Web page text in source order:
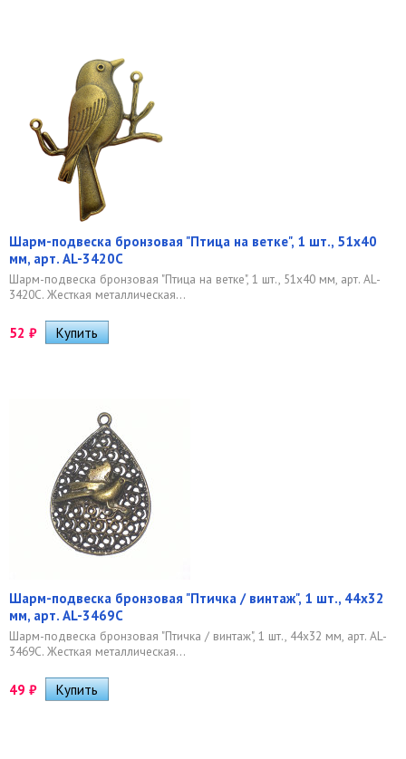
Шарм-подвеска бронзовая "Птица на ветке", 1 шт., 51х40
мм, арт. AL-3420C
Шарм-подвеска бронзовая "Птица на ветке", 1 шт., 51х40 мм, арт. AL-
3420C. Жесткая металлическая...
52 ₽
Шарм-подвеска бронзовая "Птичка / винтаж", 1 шт., 44х32
мм, арт. AL-3469С
Шарм-подвеска бронзовая "Птичка / винтаж", 1 шт., 44х32 мм, арт. AL-
3469С. Жесткая металлическая...
49 ₽